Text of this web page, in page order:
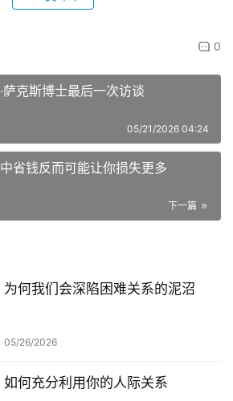
0
萨克斯博士最后一次访谈
05/21/2026 04:24
省钱反而可能让你损失更多
下一篇
为何我们会深陷困难关系的泥沼
05/26/2026
如何充分利用你的人际关系